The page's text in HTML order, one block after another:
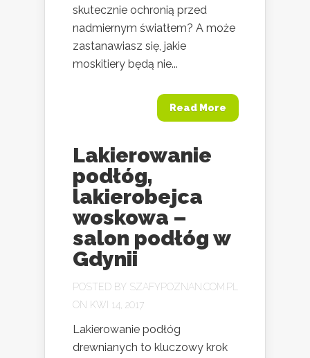
skutecznie ochronią przed
nadmiernym światłem? A może
zastanawiasz się, jakie
moskitiery będą nie...
Read More
Lakierowanie
podłóg,
lakierobejca
woskowa –
salon podłóg w
Gdynii
POSTED BY SZAFYPOZNAN.COM.PL
ON KWI 14, 2017
Lakierowanie podłóg
drewnianych to kluczowy krok